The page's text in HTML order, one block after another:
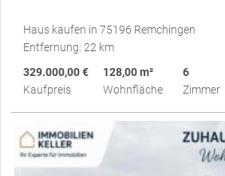
Haus kaufen in 75196 Remchingen
Entfernung: 22 km
329.000,00 €
Kaufpreis
128,00 m²
Wohnfläche
6
Zimmer